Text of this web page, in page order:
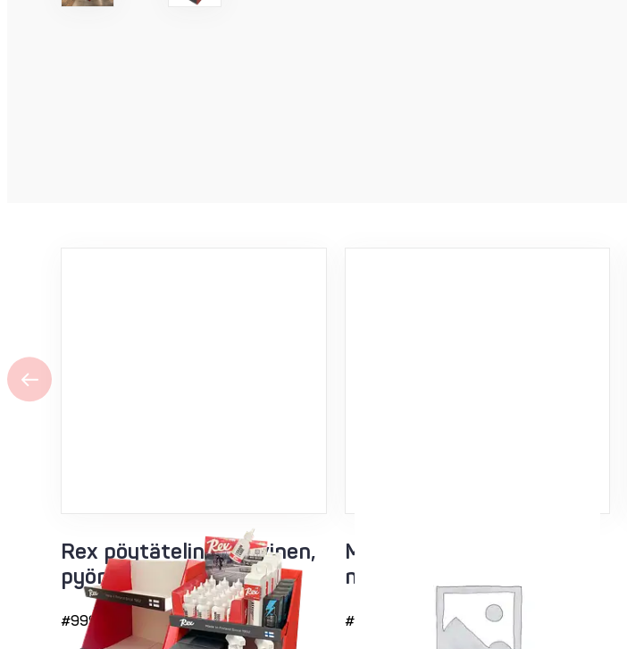
Rex pöytäteline pahvinen,
pyöräily
#9999
Myymäläteline, pito- ja
nestevoidehylly
#7992